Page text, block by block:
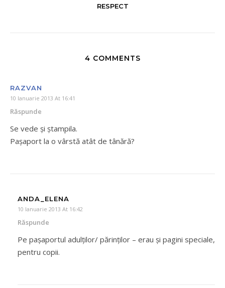
RESPECT
4 COMMENTS
RAZVAN
10 Ianuarie 2013 At 16:41
Răspunde
Se vede și ștampila.
Pașaport la o vârstă atât de tânără?
ANDA_ELENA
10 Ianuarie 2013 At 16:42
Răspunde
Pe paşaportul adulţilor/ părinţilor – erau şi pagini speciale,
pentru copii.